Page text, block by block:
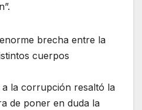
brecha entre la
cuerpos
a la corrupción resaltó la
de poner en duda la